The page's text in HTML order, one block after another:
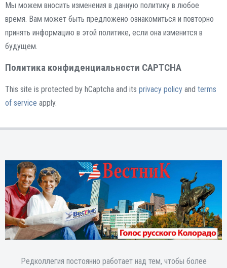
Мы можем вносить изменения в данную политику в любое
время. Вам может быть предложено ознакомиться и повторно
принять информацию в этой политике, если она изменится в
будущем.
Политика конфиденциальности CAPTCHA
This site is protected by hCaptcha and its privacy policy and terms
of service apply.
Редколлегия постоянно работает над тем, чтобы более